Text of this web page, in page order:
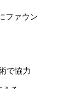
ファウン
で協力